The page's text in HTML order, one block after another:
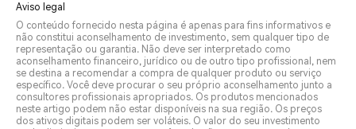
Aviso legal
O conteúdo fornecido nesta página é apenas para fins informativos e
não constitui aconselhamento de investimento, sem qualquer tipo de
representação ou garantia. Não deve ser interpretado como
aconselhamento financeiro, jurídico ou de outro tipo profissional, nem
se destina a recomendar a compra de qualquer produto ou serviço
específico. Você deve procurar o seu próprio aconselhamento junto a
consultores profissionais apropriados. Os produtos mencionados
neste artigo podem não estar disponíveis na sua região. Os preços
dos ativos digitais podem ser voláteis. O valor do seu investimento